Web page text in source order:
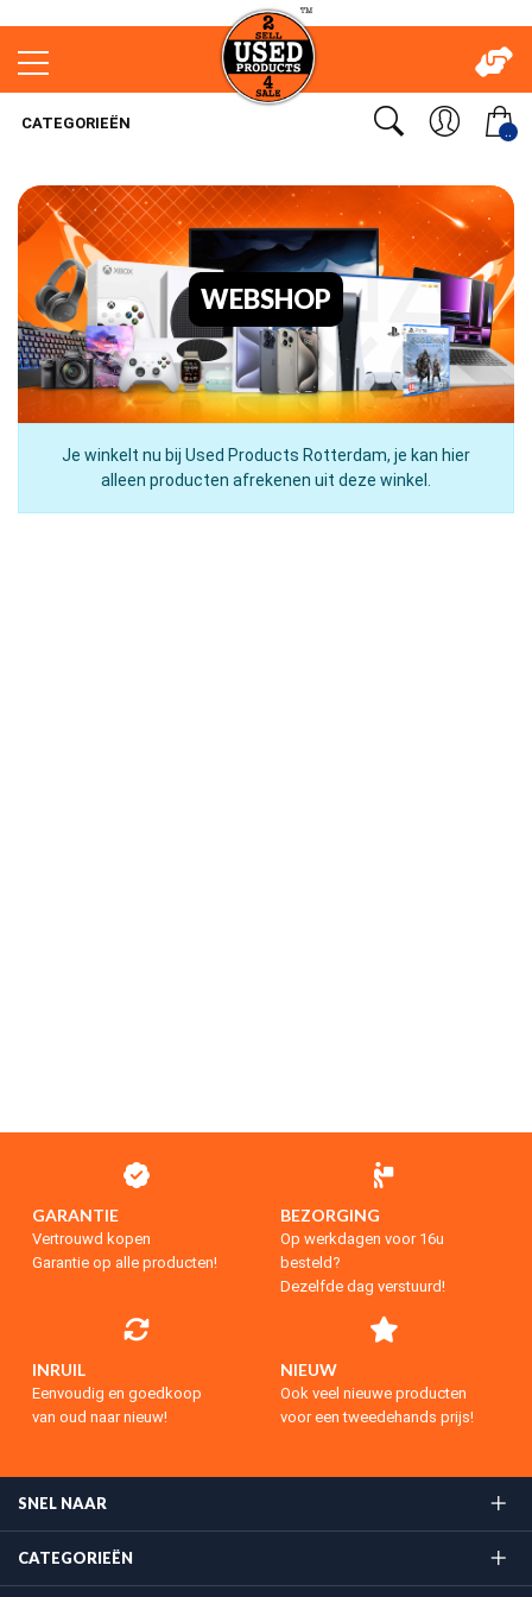
..
CATEGORIEËN
WEBSHOP
Je winkelt nu bij Used Products Rotterdam, je kan hier
alleen producten afrekenen uit deze winkel.
GARANTIE
Vertrouwd kopen
Garantie op alle producten!
BEZORGING
Op werkdagen voor 16u
besteld?
Dezelfde dag verstuurd!
INRUIL
Eenvoudig en goedkoop
van oud naar nieuw!
NIEUW
Ook veel nieuwe producten
voor een tweedehands prijs!
SNEL NAAR
CATEGORIEËN